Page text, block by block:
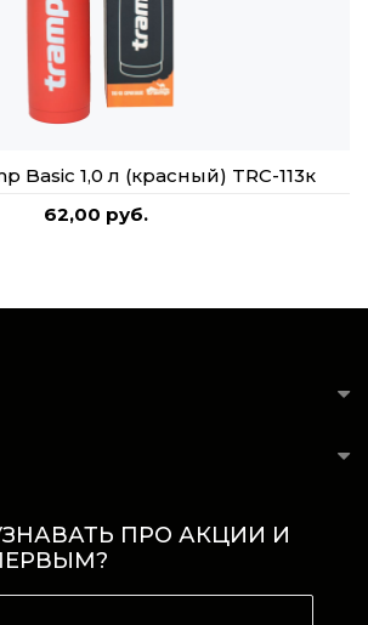
Basic 1,0 л (красный) TRC-113к
62,00 руб.
ПРО АКЦИИ И